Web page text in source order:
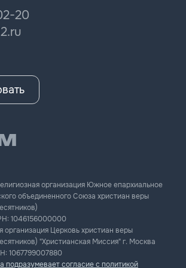
20
организация Южное епархиальное
объединенного Союза христиан веры
1046156000000
организация Церковь христиан веры
"Христианская Миссия" г. Москва
1067799007880
подразумевает согласие с политикой